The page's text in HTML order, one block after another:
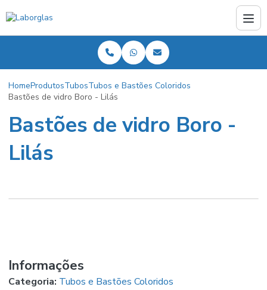
HomeProdutosTubosTubos e Bastões Coloridos
Bastões de vidro Boro - Lilás
Bastões de vidro Boro -
Lilás
Informações
Categoria: Tubos e Bastões Coloridos